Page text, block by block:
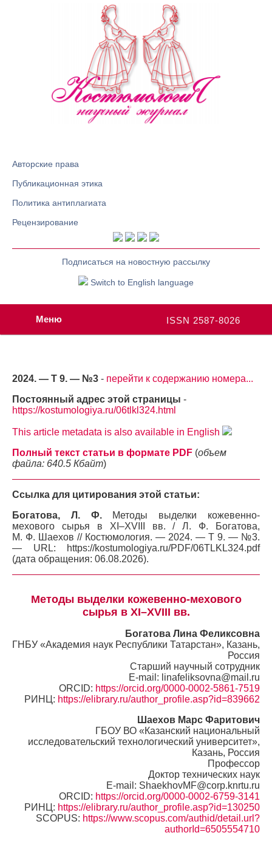
Авторские права
Публикационная этика
Политика антиплагиата
Рецензирование
Подписаться на новостную рассылку
Switch to English language
ISSN 2587-8026
Меню
2024. — Т 9. — №3 - перейти к содержанию номера...
Постоянный адрес этой страницы -
https://kostumologiya.ru/06tlkl324.html
This article metadata is also available in English
Полный текст статьи в формате PDF (объем
файла: 640.5 Кбайт)
Ссылка для цитирования этой статьи:
Богатова, Л. Ф.Методы выделки кожевенно-
мехового сырья в XI–XVIII вв. / Л. Ф. Богатова,
М. Ф. Шаехов // Костюмология. — 2024. — Т 9. — №3.
— URL: https://kostumologiya.ru/PDF/06TLKL324.pdf
(дата обращения: 06.08.2026).
Методы выделки кожевенно-мехового
сырья в XI–XVIII вв.
Богатова Лина Феликсовна
ГНБУ «Академия наук Республики Татарстан», Казань,
Россия
Старший научный сотрудник
E-mail: linafeliksovna@mail.ru
ORCID: https://orcid.org/0000-0002-5861-7519
РИНЦ: https://elibrary.ru/author_profile.asp?id=839662
Шаехов Марс Фаритович
ГБОУ ВО «Казанский национальный
исследовательский технологический университет»,
Казань, Россия
Профессор
Доктор технических наук
E-mail: ShaekhovMF@corp.knrtu.ru
ORCID: https://orcid.org/0000-0002-6759-3141
РИНЦ: https://elibrary.ru/author_profile.asp?id=130250
SCOPUS: https://www.scopus.com/authid/detail.url?
authorId=6505554710